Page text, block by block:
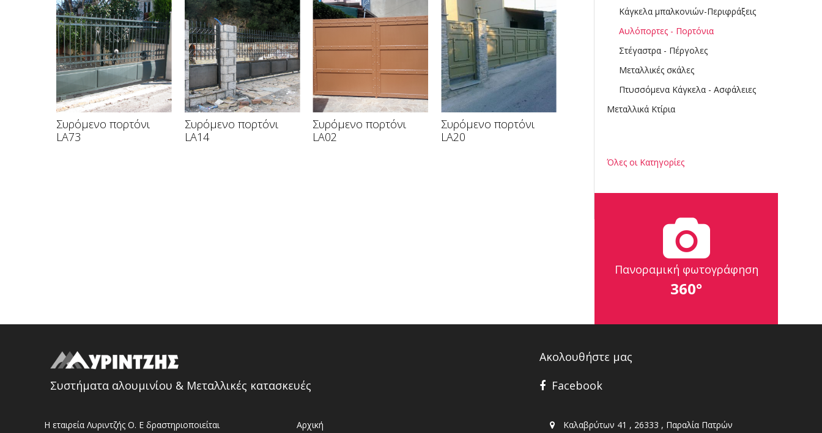
Συρόμενο πορτόνι
LA73
Συρόμενο πορτόνι
LA14
Συρόμενο πορτόνι
LA02
Συρόμενο πορτόνι
LA20
Κάγκελα μπαλκονιών-Περιφράξεις
Αυλόπορτες - Πορτόνια
Στέγαστρα - Πέργολες
Μεταλλικές σκάλες
Πτυσσόμενα Κάγκελα - Ασφάλειες
Μεταλλικά Κτίρια
Όλες οι Κατηγορίες
Πανοραμική φωτογράφηση
360°
Συστήματα αλουμινίου & Μεταλλικές κατασκευές
Ακολουθήστε μας
Facebook
Η εταιρεία Λυριντζής Ο. Ε δραστηριοποιείται
Αρχική
Καλαβρύτων 41 , 26333 , Παραλία Πατρών